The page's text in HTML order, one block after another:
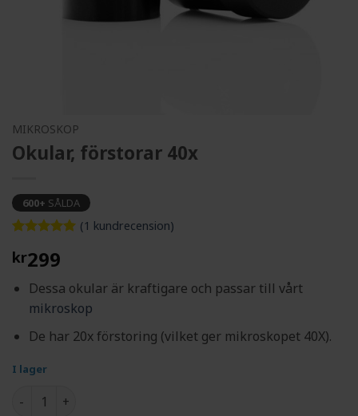
MIKROSKOP
Okular, förstorar 40x
600+ SÅLDA
av 5
baserat på
kundrecension
(1 kundrecension)
kr299
Dessa okular är kraftigare och passar till vårt
mikroskop
De har 20x förstoring (vilket ger mikroskopet 40X).
I lager
Okular, förstorar 40x mängd